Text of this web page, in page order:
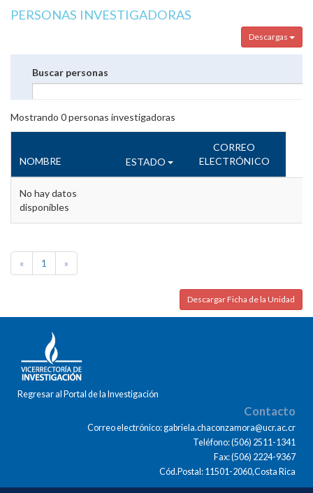
PERSONAS INVESTIGADORAS
Descargas
Buscar personas
Mostrando 0personas investigadoras
NOMBRE ESTADO
CORREO
ELECTRÓNICO
No hay datos
disponibles
« 1 »
Descargar Ficha de la Unidad
Regresar al Portal de la Investigación
Contacto
Correo electrónico: gabriela.chaconzamora@ucr.ac.cr
Teléfono: (506) 2511-1341
Fax: (506) 2224-9367
Cód.Postal: 11501-2060,Costa Rica